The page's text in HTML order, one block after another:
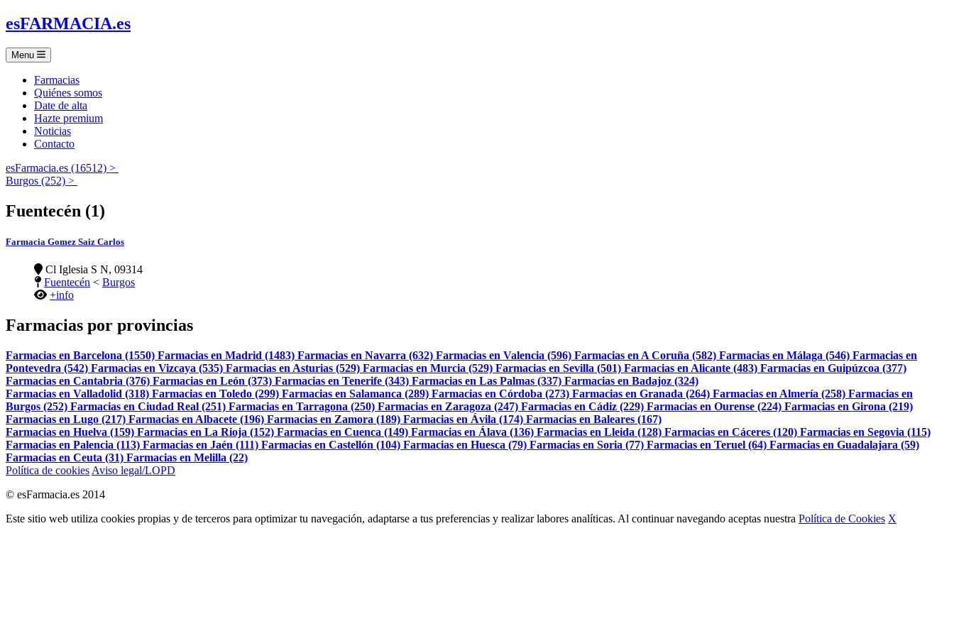
esFARMACIA.es
Menu
Farmacias
Quiénes somos
Date de alta
Hazte premium
Noticias
Contacto
esFarmacia.es (16512) >
Burgos (252) >
Fuentecén (1)
Farmacia Gomez Saiz Carlos
Cl Iglesia S N, 09314
Fuentecén < Burgos
+info
Farmacias por provincias
Farmacias en Barcelona (1550) Farmacias en Madrid (1483) Farmacias en Navarra (632) Farmacias en Valencia (596) Farmacias en A Coruña (582) Farmacias en Málaga (546) Farmacias en
Pontevedra (542) Farmacias en Vizcaya (535) Farmacias en Asturias (529) Farmacias en Murcia (529) Farmacias en Sevilla (501) Farmacias en Alicante (483) Farmacias en Guipúzcoa (377)
Farmacias en Cantabria (376) Farmacias en León (373) Farmacias en Tenerife (343) Farmacias en Las Palmas (337) Farmacias en Badajoz (324)
Farmacias en Valladolid (318) Farmacias en Toledo (299) Farmacias en Salamanca (289) Farmacias en Córdoba (273) Farmacias en Granada (264) Farmacias en Almería (258) Farmacias en
Burgos (252) Farmacias en Ciudad Real (251) Farmacias en Tarragona (250) Farmacias en Zaragoza (247) Farmacias en Cádiz (229) Farmacias en Ourense (224) Farmacias en Girona (219)
Farmacias en Lugo (217) Farmacias en Albacete (196) Farmacias en Zamora (189) Farmacias en Ávila (174) Farmacias en Baleares (167)
Farmacias en Huelva (159) Farmacias en La Rioja (152) Farmacias en Cuenca (149) Farmacias en Álava (136) Farmacias en Lleida (128) Farmacias en Cáceres (120) Farmacias en Segovia (115)
Farmacias en Palencia (113) Farmacias en Jaén (111) Farmacias en Castellón (104) Farmacias en Huesca (79) Farmacias en Soria (77) Farmacias en Teruel (64) Farmacias en Guadalajara (59)
Farmacias en Ceuta (31) Farmacias en Melilla (22)
Política de cookies Aviso legal/LOPD
© esFarmacia.es 2014
Este sitio web utiliza cookies propias y de terceros para optimizar tu navegación, adaptarse a tus preferencias y realizar labores analíticas. Al continuar navegando aceptas nuestra Política de Cookies X